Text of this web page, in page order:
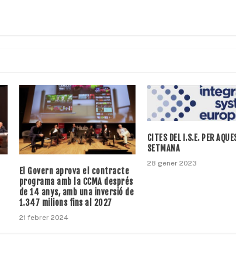
El Govern aprova el contracte
programa amb la CCMA després
de 14 anys, amb una inversió de
1.347 milions fins al 2027
21 febrer 2024
CITES DEL I.S.E. PER
SETMANA
28 gener 2023